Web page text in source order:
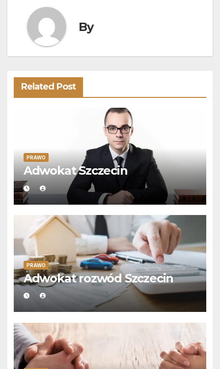
By
Related Post
PRAWO
Adwokat Szczecin
PRAWO
Adwokat rozwód Szczecin